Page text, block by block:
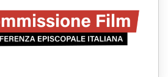
l'arcivescovo Colombo: "La
Papa messaggio di pace e